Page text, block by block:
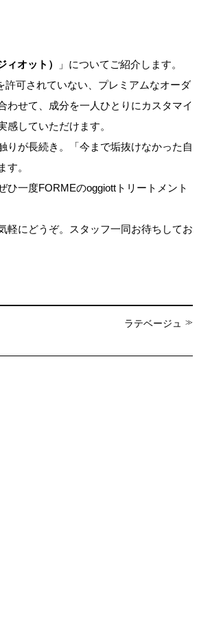
オット）
」についてご紹介します。
許可されていない、プレミアムなオーダ
わせて、成分を一人ひとりにカスタマイ
していただけます。
りが長続き。「今まで垢抜けなかった自
。
一度FORMEのoggiottトリートメント
軽にどうぞ。スタッフ一同お待ちしてお
ラテベージュ